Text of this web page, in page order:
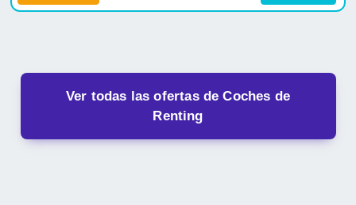
Ver todas las ofertas de Coches de
Renting